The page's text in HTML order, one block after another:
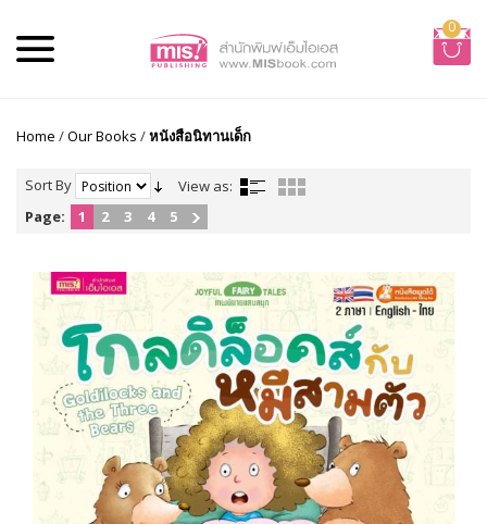
0
Home /Our Books /หนังสือนิทานเด็ก
Sort By
View as:
Page:
1 2 3 4 5